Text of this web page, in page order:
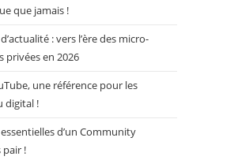
que jamais !
: vers l’ère des micro-
privées en 2026
une référence pour les
digital !
d’un Community
pair !